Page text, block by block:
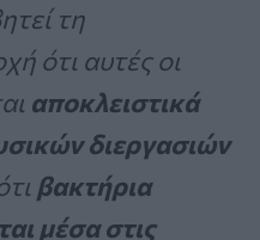
τη
ότι αυτές οι
αποκλειστικά
διεργασιών
βακτήρια
μέσα στις